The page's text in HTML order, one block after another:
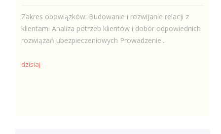
Zakres obowiązków: Budowanie i rozwijanie relacji z
klientami Analiza potrzeb klientów i dobór odpowiednich
rozwiązań ubezpieczeniowych Prowadzenie...
dzisiaj